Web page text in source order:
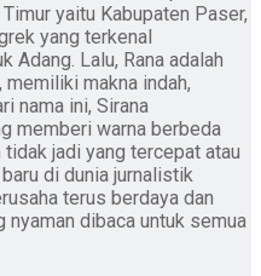
yaitu Kabupaten Paser,
yang terkenal
Adang. Lalu, Rana adalah
memiliki makna indah,
nama ini, Sirana
memberi warna berbeda
jadi yang tercepat atau
di dunia jurnalistik
terus berdaya dan
nyaman dibaca untuk semua